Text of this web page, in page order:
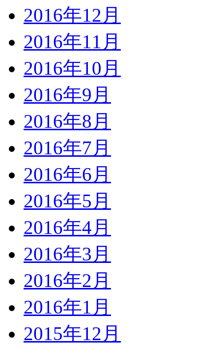
2016年12月
2016年11月
2016年10月
2016年9月
2016年8月
2016年7月
2016年6月
2016年5月
2016年4月
2016年3月
2016年2月
2016年1月
2015年12月